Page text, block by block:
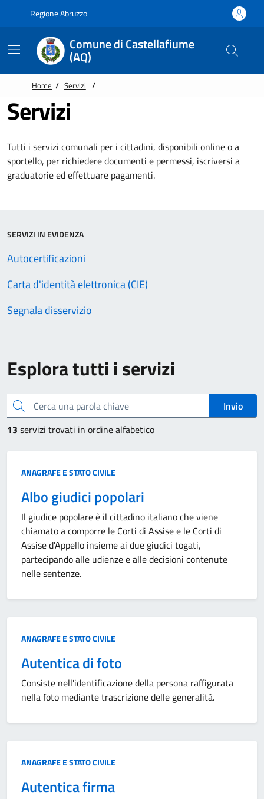
Regione Abruzzo
Comune di Castellafiume
(AQ)
Home / Servizi /
Servizi
Tutti i servizi comunali per i cittadini, disponibili online o a
sportello, per richiedere documenti e permessi, iscriversi a
graduatorie ed effettuare pagamenti.
Esplora tutti i servizi
Cerca una parola chiave
Invio
13 servizi trovati in ordine alfabetico
Categoria:
ANAGRAFE E STATO CIVILE
Albo giudici popolari
Il giudice popolare è il cittadino italiano che viene
chiamato a comporre le Corti di Assise e le Corti di
Assise d'Appello insieme ai due giudici togati,
partecipando alle udienze e alle decisioni contenute
nelle sentenze.
Categoria:
ANAGRAFE E STATO CIVILE
Autentica di foto
Consiste nell'identificazione della persona raffigurata
nella foto mediante trascrizione delle generalità.
Categoria:
ANAGRAFE E STATO CIVILE
Autentica firma
SERVIZI IN EVIDENZA
Autocertificazioni
Carta d'identità elettronica (CIE)
Segnala disservizio